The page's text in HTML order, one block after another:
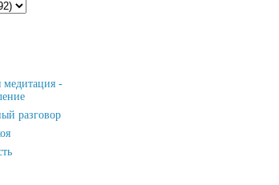
медитация -
разговор